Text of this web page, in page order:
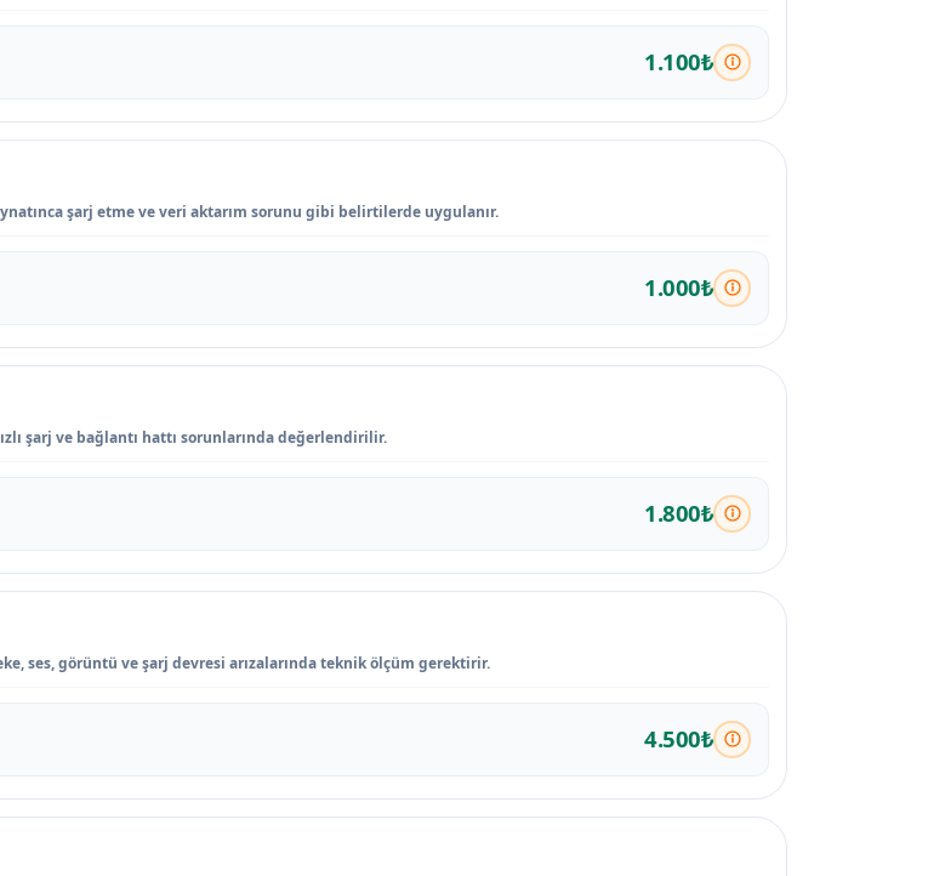
1.100₺
şarj etme ve veri aktarım sorunu gibi belirtilerde uygulanır.
1.000₺
şarj ve bağlantı hattı sorunlarında değerlendirilir.
1.800₺
ses, görüntü ve şarj devresi arızalarında teknik ölçüm gerektirir.
4.500₺